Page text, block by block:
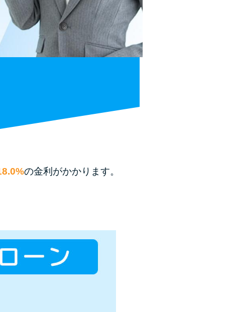
類や特徴で探す
銀行カードローンを選ぶべき4つの理由
無利息期間を利用して利息0円でお金を借りる3
をおすすめしない理由
質屋でお金を借りるには？年利やシステムをカ
の金利がかかります。